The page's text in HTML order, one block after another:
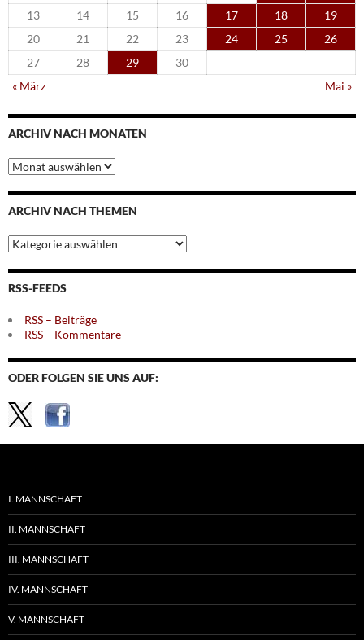
13
14 15 16 17 18
19
20
21 22 23 24 25
26
27
28 29
30
« März
Mai »
ARCHIV NACH MONATEN
Archiv
nach
Monaten
ARCHIV NACH THEMEN
Archiv
nach
Themen
RSS-FEEDS
RSS – Beiträge
RSS – Kommentare
ODER FOLGEN SIE UNS AUF:
I. MANNSCHAFT
II. MANNSCHAFT
III. MANNSCHAFT
IV. MANNSCHAFT
V. MANNSCHAFT